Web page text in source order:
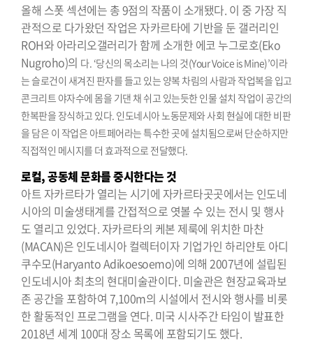
올해 스폿 섹션에는 총 9점의 작품이 소개됐다. 이 중 가장 직
관적으로 다가왔던 작업은 자카르타에 기반을 둔 갤러리인
ROH와 아라리오갤러리가 함께 소개한 에코 누그로호(Eko
Nugroho)의 다. ‘당신의 목소리는 나의 것(Your Voice is Mine)’이라
는 슬로건이 새겨진 판자를 들고 있는 양복 차림의 사람과 작업복을 입고
콘크리트 야자수에 몸을 기댄 채 쉬고 있는듯한 인물 설치 작업이 공간의
한복판을 장식하고 있다. 인도네시아 노동문제와 사회 현실에 대한 비판
을 담은 이 작업은 아트페어라는 특수한 곳에 설치됨으로써 단순하지만
직접적인 메시지를 더 효과적으로 전달했다.
로컬, 공동체 문화를 중시한다는 것
아트 자카르타가 열리는 시기에 자카르타곳곳에서는 인도네
시아의 미술생태계를 간접적으로 엿볼 수 있는 전시 및 행사
도 열리고 있었다. 자카르타의 케본 제룩에 위치한 마찬
(MACAN)은 인도네시아 컬렉터이자 기업가인 하리얀토 아디
쿠수모(Haryanto Adikoesoemo)에 의해 2007년에 설립된
인도네시아 최초의 현대미술관이다. 미술관은 현장교육과보
존 공간을 포함하여 7,100m의 시설에서 전시와 행사를 비롯
한 활동적인 프로그램을 연다. 미국 시사주간 타임이 발표한
2018년 세계 100대 장소 목록에 포함되기도 했다.